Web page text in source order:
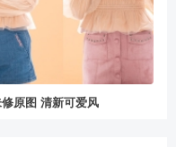
原图 清新可爱风